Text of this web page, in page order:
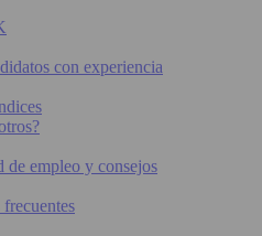
con experiencia
de empleo y consejos